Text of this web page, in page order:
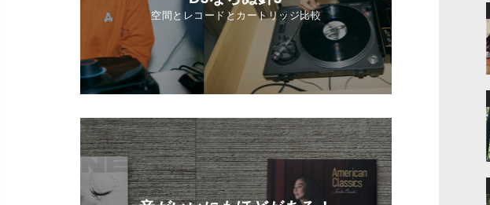
空間とレコードとカートリッジ比較